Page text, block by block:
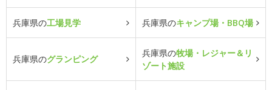
兵庫県の工場見学 兵庫県のキャンプ場・BBQ場
兵庫県のグランピング
兵庫県の牧場・レジャー＆リ
ゾート施設